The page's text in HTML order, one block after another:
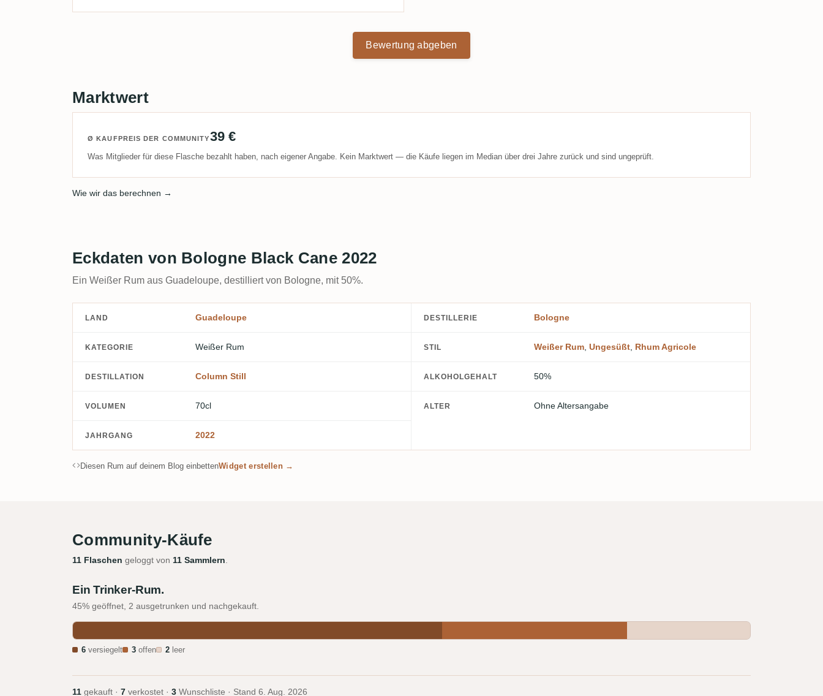
Bewertung abgeben
Marktwert
Ø KAUFPREIS DER COMMUNITY39 €
Was Mitglieder für diese Flasche bezahlt haben, nach eigener Angabe. Kein Marktwert — die Käufe liegen im Median über drei Jahre zurück und sind ungeprüft.
Wie wir das berechnen →
Eckdaten von Bologne Black Cane 2022
Ein Weißer Rum aus Guadeloupe, destilliert von Bologne, mit 50%.
LAND Guadeloupe DESTILLERIE Bologne
KATEGORIE Weißer Rum STIL Weißer Rum Ungesüßt Rhum Agricole
DESTILLATION Column Still ALKOHOLGEHALT 50%
VOLUMEN 70cl ALTER Ohne Altersangabe
JAHRGANG 2022
Diesen Rum auf deinem Blog einbettenWidget erstellen →
Community-Käufe
11 Flaschen geloggt von 11 Sammlern
Ein Trinker-Rum.
45% geöffnet, 2 ausgetrunken und nachgekauft.
6 versiegelt 3 offen 2 leer
11 gekauft · 7 verkostet · 3 Wunschliste · Stand 6. Aug. 2026